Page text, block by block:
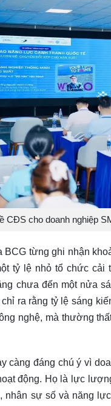
CĐS cho doanh nghiệp
BCG từng ghi nhận
tỷ lệ nhỏ tổ chức
chưa đến một nửa
ra rằng tỷ lệ sáng
nghệ, mà thường
càng đáng chú ý vì
động. Họ là lực
nhân sự số và năng